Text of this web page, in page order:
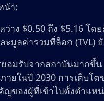
น้า:
ง $0.50 ถึง $5.16 โด
มูลค่ารวมที่ล็อก (TVL)
อมรับจากสถาบันมากขึ้
ยในปี 2030 การเติบโ
ของผู้ที่เข้าไปตั้งตำแห